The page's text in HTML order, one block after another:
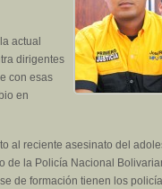
actual
dirigentes
con esas
en
al reciente asesinato del
la Policía Nacional
de formación tienen los